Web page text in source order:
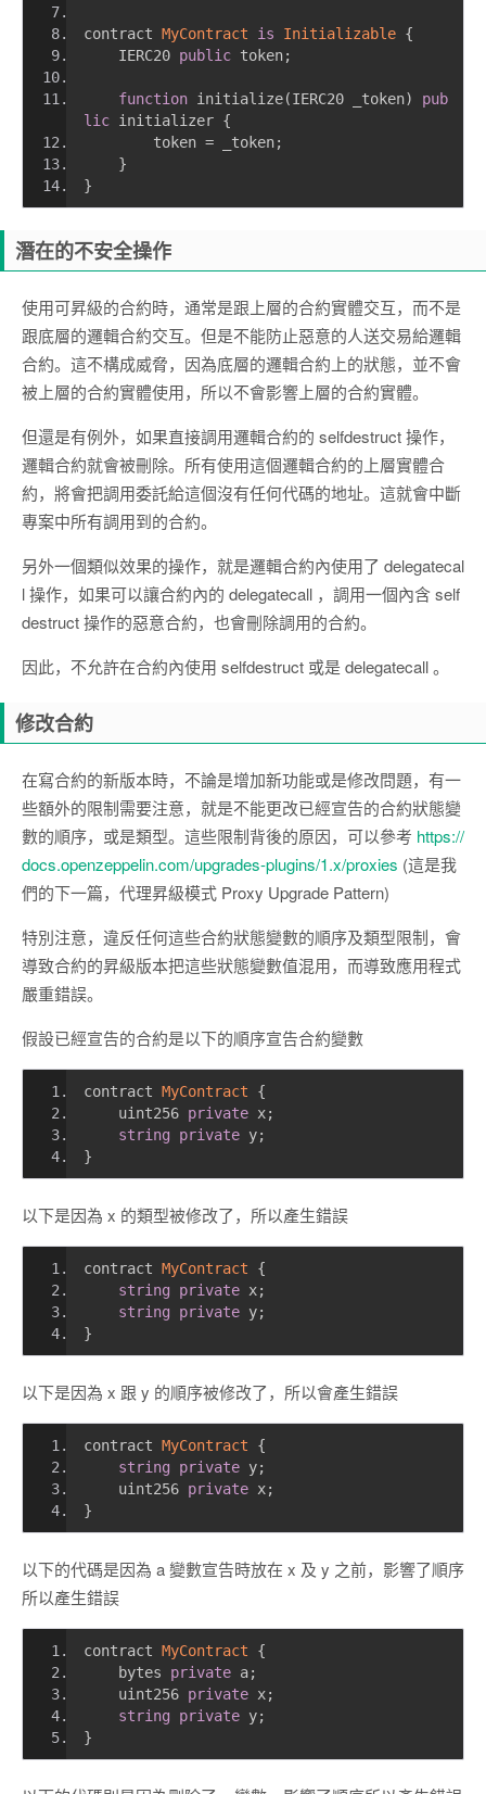
contract MyContract is Initializable {
    IERC20
public token;
function initialize(IERC20 _token)
pub
lic initializer {
        token
= _token;
}
}
潛在的不安全操作
使用可昇級的合約時，通常是跟上層的合約實體交互，而不是
跟底層的邏輯合約交互。但是不能防止惡意的人送交易給邏輯
合約。這不構成威脅，因為底層的邏輯合約上的狀態，並不會
被上層的合約實體使用，所以不會影響上層的合約實體。
但還是有例外，如果直接調用邏輯合約的 selfdestruct 操作，
邏輯合約就會被刪除。所有使用這個邏輯合約的上層實體合
約，將會把調用委託給這個沒有任何代碼的地址。這就會中斷
專案中所有調用到的合約。
另外一個類似效果的操作，就是邏輯合約內使用了 delegatecal
l 操作，如果可以讓合約內的 delegatecall ，調用一個內含 self
destruct 操作的惡意合約，也會刪除調用的合約。
因此，不允許在合約內使用 selfdestruct 或是 delegatecall 。
修改合約
在寫合約的新版本時，不論是增加新功能或是修改問題，有一
些額外的限制需要注意，就是不能更改已經宣告的合約狀態變
數的順序，或是類型。這些限制背後的原因，可以參考 https://
docs.openzeppelin.com/upgrades-plugins/1.x/proxies (這是我
們的下一篇，代理昇級模式 Proxy Upgrade Pattern)
特別注意，違反任何這些合約狀態變數的順序及類型限制，會
導致合約的昇級版本把這些狀態變數值混用，而導致應用程式
嚴重錯誤。
假設已經宣告的合約是以下的順序宣告合約變數
contract MyContract
{
    uint256
private x;
string
private y;
}
以下是因為 x 的類型被修改了，所以產生錯誤
contract MyContract
{
string
private x;
string
private y;
}
以下是因為 x 跟 y 的順序被修改了，所以會產生錯誤
contract MyContract
{
string
private y;
    uint256
private x;
}
以下的代碼是因為 a 變數宣告時放在 x 及 y 之前，影響了順序
所以產生錯誤
contract MyContract
{
    bytes
private a;
    uint256
private x;
string
private y;
}